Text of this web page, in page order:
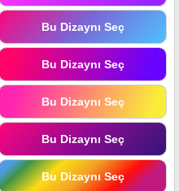
Bu Dizaynı Seç
Bu Dizaynı Seç
Bu Dizaynı Seç
Bu Dizaynı Seç
Bu Dizaynı Seç